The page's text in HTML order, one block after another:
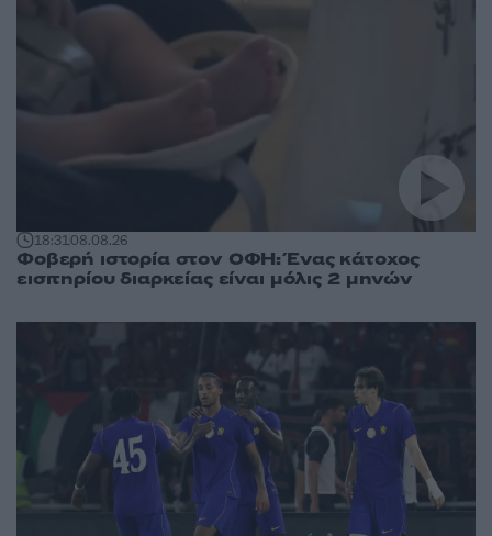
18:3108.08.26
Φοβερή ιστορία στον ΟΦΗ: Ένας κάτοχος
εισιτηρίου διαρκείας είναι μόλις 2 μηνών